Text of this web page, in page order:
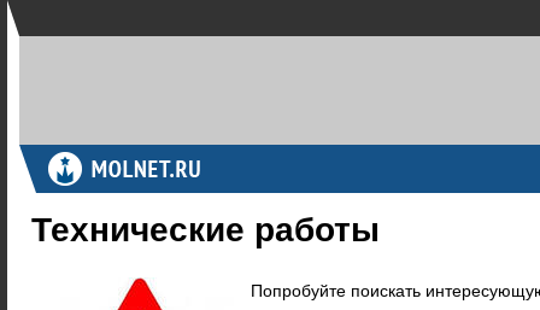
Технические работы
Попробуйте поискать